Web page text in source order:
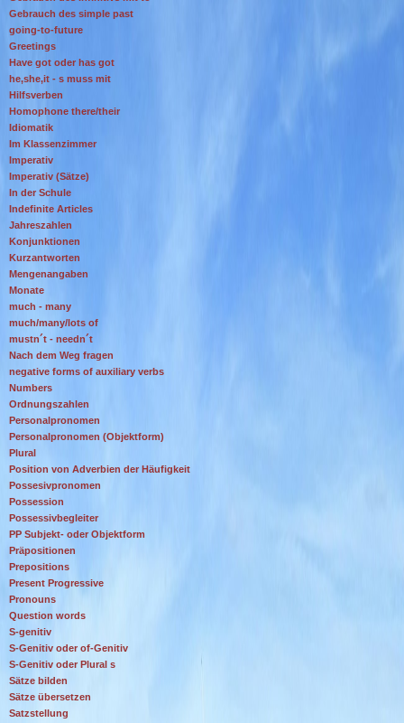
Gebrauch des simple past
going-to-future
Greetings
Have got oder has got
he,she,it - s muss mit
Hilfsverben
Homophone there/their
Idiomatik
Im Klassenzimmer
Imperativ
Imperativ (Sätze)
In der Schule
Indefinite Articles
Jahreszahlen
Konjunktionen
Kurzantworten
Mengenangaben
Monate
much - many
much/many/lots of
mustn´t - needn´t
Nach dem Weg fragen
negative forms of auxiliary verbs
Numbers
Ordnungszahlen
Personalpronomen
Personalpronomen (Objektform)
Plural
Position von Adverbien der Häufigkeit
Possesivpronomen
Possession
Possessivbegleiter
PP Subjekt- oder Objektform
Präpositionen
Prepositions
Present Progressive
Pronouns
Question words
S-genitiv
S-Genitiv oder of-Genitiv
S-Genitiv oder Plural s
Sätze bilden
Sätze übersetzen
Satzstellung